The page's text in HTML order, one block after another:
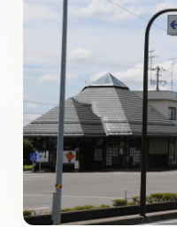
スポット・体験
イベント
グルメ
旅の予約
アクセス